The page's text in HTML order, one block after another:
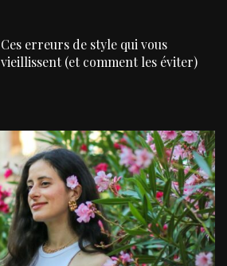
Ces erreurs de style qui vous
vieillissent (et comment les éviter)